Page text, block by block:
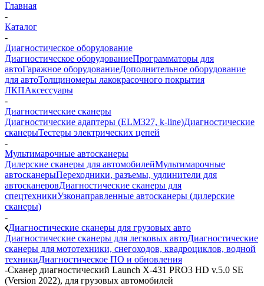
Главная
-
Каталог
-
Диагностическое оборудование
Диагностическое оборудованиеПрограмматоры для
автоГаражное оборудованиеДополнительное оборудование
для автоТолщиномеры лакокрасочного покрытия
ЛКПАксессуары
-
Диагностические сканеры
Диагностические адаптеры (ELM327, k-line)Диагностические
сканерыТестеры электрических цепей
-
Мультимарочные автосканеры
Дилерские сканеры для автомобилейМультимарочные
автосканерыПереходники, разъемы, удлинители для
автосканеровДиагностические сканеры для
спецтехникиУзконаправленные автосканеры (дилерские
сканеры)
-
Диагностические сканеры для грузовых авто
Диагностические сканеры для легковых автоДиагностические
сканеры для мототехники, снегоходов, квадроциклов, водной
техникиДиагностическое ПО и обновления
-Сканер диагностический Launch X-431 PRO3 HD v.5.0 SE
(Version 2022), для грузовых автомобилей